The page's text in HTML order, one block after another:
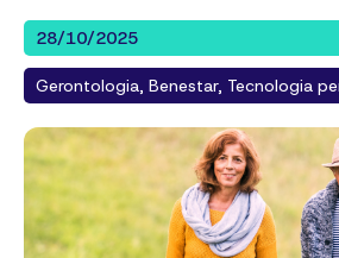
28/10/2025
Gerontologia, Benestar, Tecnologia